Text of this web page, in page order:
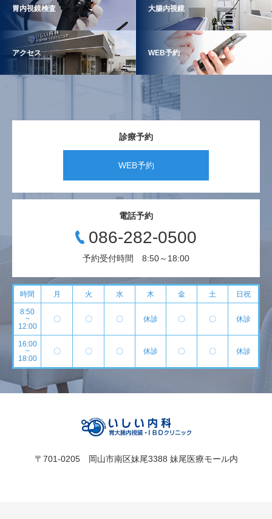
胃内視鏡検査 大腸内視鏡
アクセス WEB予約
診療予約
WEB予約
電話予約
086-282-0500
予約受付時間 8:50～18:00
時間 月 火 水 木 金 土 日祝
8:50
~
12:00
〇 〇 〇 休診 〇 〇 休診
16:00
~
18:00
〇 〇 〇 休診 〇 〇 休診
〒701-0205 岡山市南区妹尾3388 妹尾医療モール内